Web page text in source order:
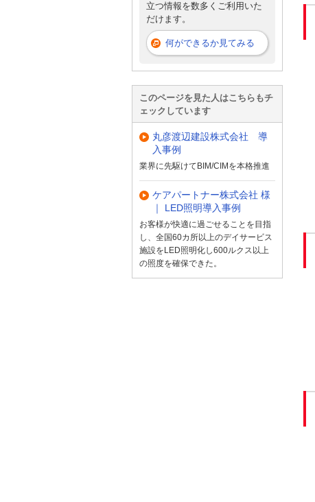
立つ情報を数多くご利用いた
だけます。
何ができるか見てみる
このページを見た人はこちらもチ
ェックしています
丸彦渡辺建設株式会社 導
入事例
業界に先駆けてBIM/CIMを本格推進
ケアパートナー株式会社 様
｜ LED照明導入事例
お客様が快適に過ごせることを目指
し、全国60カ所以上のデイサービス
施設をLED照明化し600ルクス以上
の照度を確保できた。